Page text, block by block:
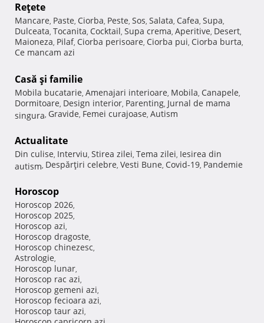
Reţete
Mancare, Paste, Ciorba, Peste, Sos, Salata, Cafea, Supa,
Dulceata, Tocanita, Cocktail, Supa crema, Aperitive, Desert,
Maioneza, Pilaf, Ciorba perisoare, Ciorba pui, Ciorba burta,
Ce mancam azi
Casă şi familie
Mobila bucatarie, Amenajari interioare, Mobila, Canapele,
Dormitoare, Design interior, Parenting, Jurnal de mama
singura, Gravide, Femei curajoase, Autism
Actualitate
Din culise, Interviu, Stirea zilei, Tema zilei, Iesirea din
autism, Despărţiri celebre, Vesti Bune, Covid-19, Pandemie
Horoscop
Horoscop 2026,
Horoscop 2025,
Horoscop azi,
Horoscop dragoste,
Horoscop chinezesc,
Astrologie,
Horoscop lunar,
Horoscop rac azi,
Horoscop gemeni azi,
Horoscop fecioara azi,
Horoscop taur azi,